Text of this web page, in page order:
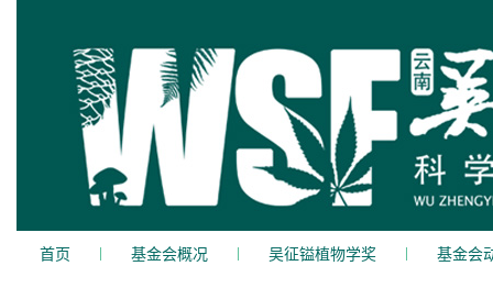
首页 | 基金会概况 | 吴征镒植物学奖 | 基金会